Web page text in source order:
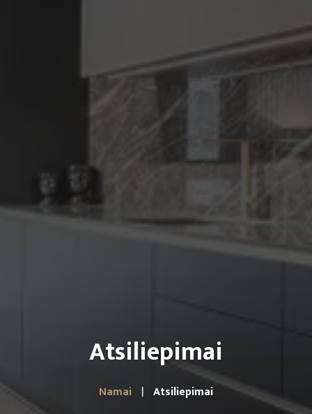
Atsiliepimai
Namai Atsiliepimai